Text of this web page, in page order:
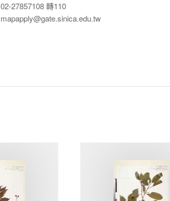
02-27857108 轉110
mapapply@gate.sinica.edu.tw